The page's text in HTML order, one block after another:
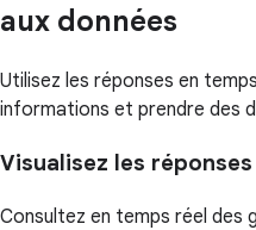
aux données
Utilisez les réponses en
informations et prendre des
Visualisez les réponses
Consultez en temps réel des